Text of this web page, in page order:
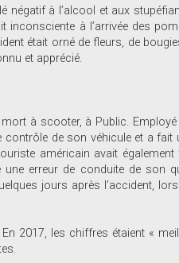
à l’alcool et aux
inconsciente à l’arrivée des
était orné de fleurs, de
et ­apprécié.
à scooter, à Public.
de son véhicule et a fait
américain avait
une erreur de conduite de son
jours après l’accident,
2017, les chiffres étaient «